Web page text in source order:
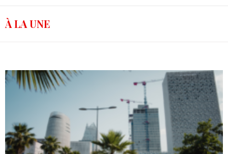
À LA UNE